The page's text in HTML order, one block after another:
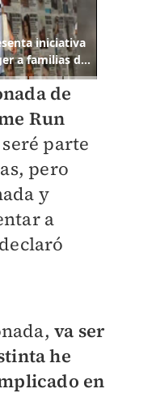
de
Run
parte
pero
y
a
va ser
he
en